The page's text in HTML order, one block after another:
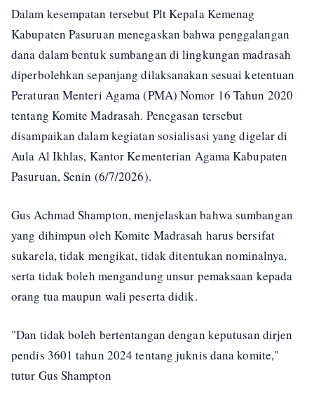
Dalam kesempatan tersebut Plt Kepala Kemenag
Kabupaten Pasuruan menegaskan bahwa penggalangan
dana dalam bentuk sumbangan di lingkungan madrasah
diperbolehkan sepanjang dilaksanakan sesuai ketentuan
Peraturan Menteri Agama (PMA) Nomor 16 Tahun 2020
tentang Komite Madrasah. Penegasan tersebut
disampaikan dalam kegiatan sosialisasi yang digelar di
Aula Al Ikhlas, Kantor Kementerian Agama Kabupaten
Pasuruan, Senin (6/7/2026).
Gus Achmad Shampton, menjelaskan bahwa sumbangan
yang dihimpun oleh Komite Madrasah harus bersifat
sukarela, tidak mengikat, tidak ditentukan nominalnya,
serta tidak boleh mengandung unsur pemaksaan kepada
orang tua maupun wali peserta didik.
"Dan tidak boleh bertentangan dengan keputusan dirjen
pendis 3601 tahun 2024 tentang juknis dana komite,"
tutur Gus Shampton